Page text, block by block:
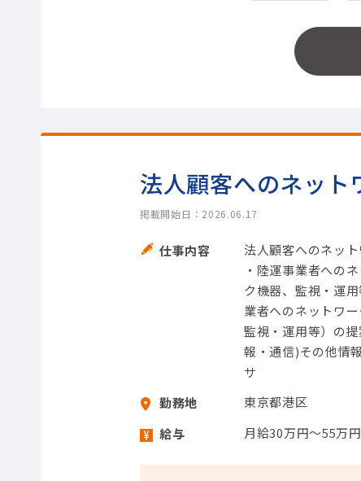
法人顧客へのネット
掲載開始日：2026.06.17
仕事内容
法人顧客へのネッ
・陸運事業者への
ク機器、監視・運
業者へのネットワ
監視・運用等）の
報・通信)その他情
サ
勤務地
東京都港区
給与
月給30万円～55万